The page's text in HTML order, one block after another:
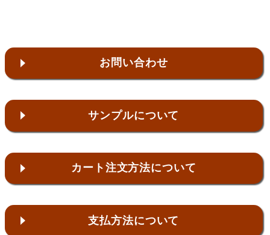
お問い合わせ
サンプルについて
カート注文方法について
支払方法について